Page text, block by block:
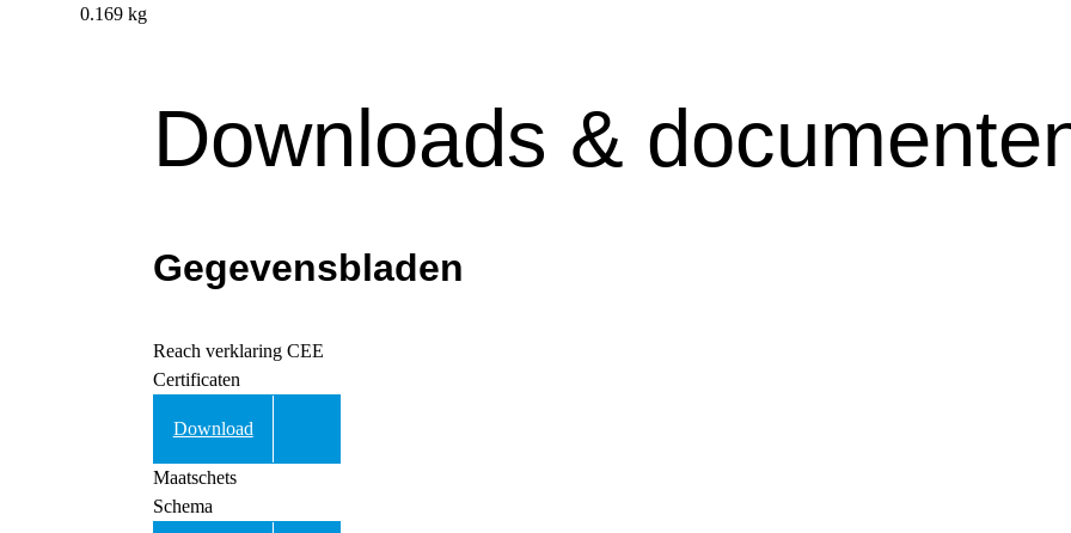
0.169 kg
Downloads &
Gegevensbladen
Reach verklaring CEE
Certificaten
Download
Maatschets
Schema